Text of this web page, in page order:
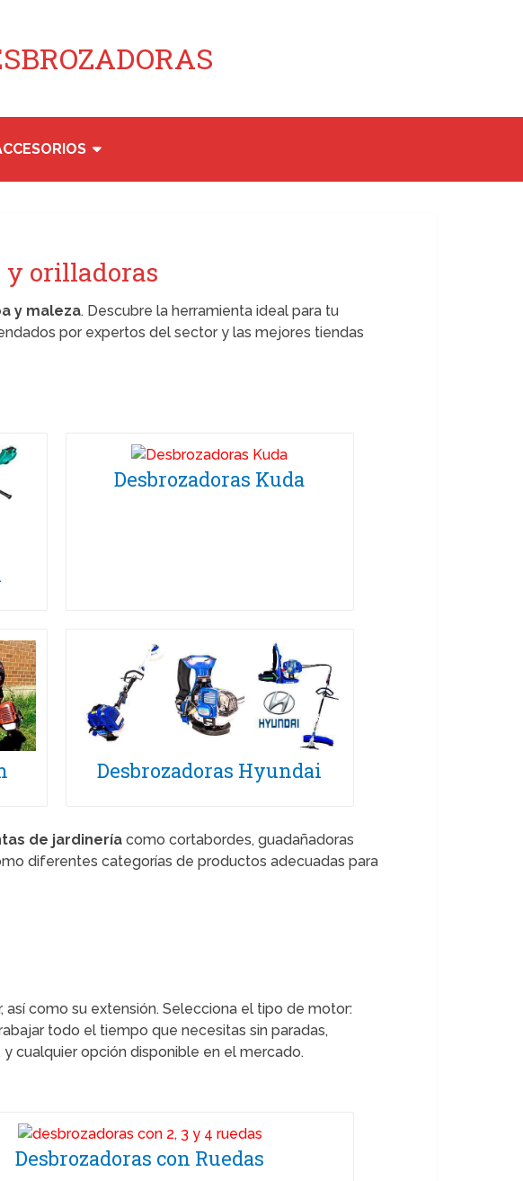
y orilladoras
y maleza. Descubre la herramienta ideal para tu
por expertos del sector y las mejores tiendas
Desbrozadoras Kuda
Desbrozadoras Hyundai
de jardinería como cortabordes, guadañadoras
diferentes categorías de productos adecuadas para
como su extensión. Selecciona el tipo de motor:
todo el tiempo que necesitas sin paradas,
cualquier opción disponible en el mercado.
Desbrozadoras con Ruedas